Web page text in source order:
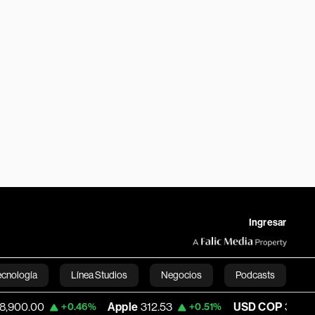
Ingresar
Línea Studios Negocios Podcasts
English
+0.46% Apple 312.53 +0.51% USD COP 3,159.39